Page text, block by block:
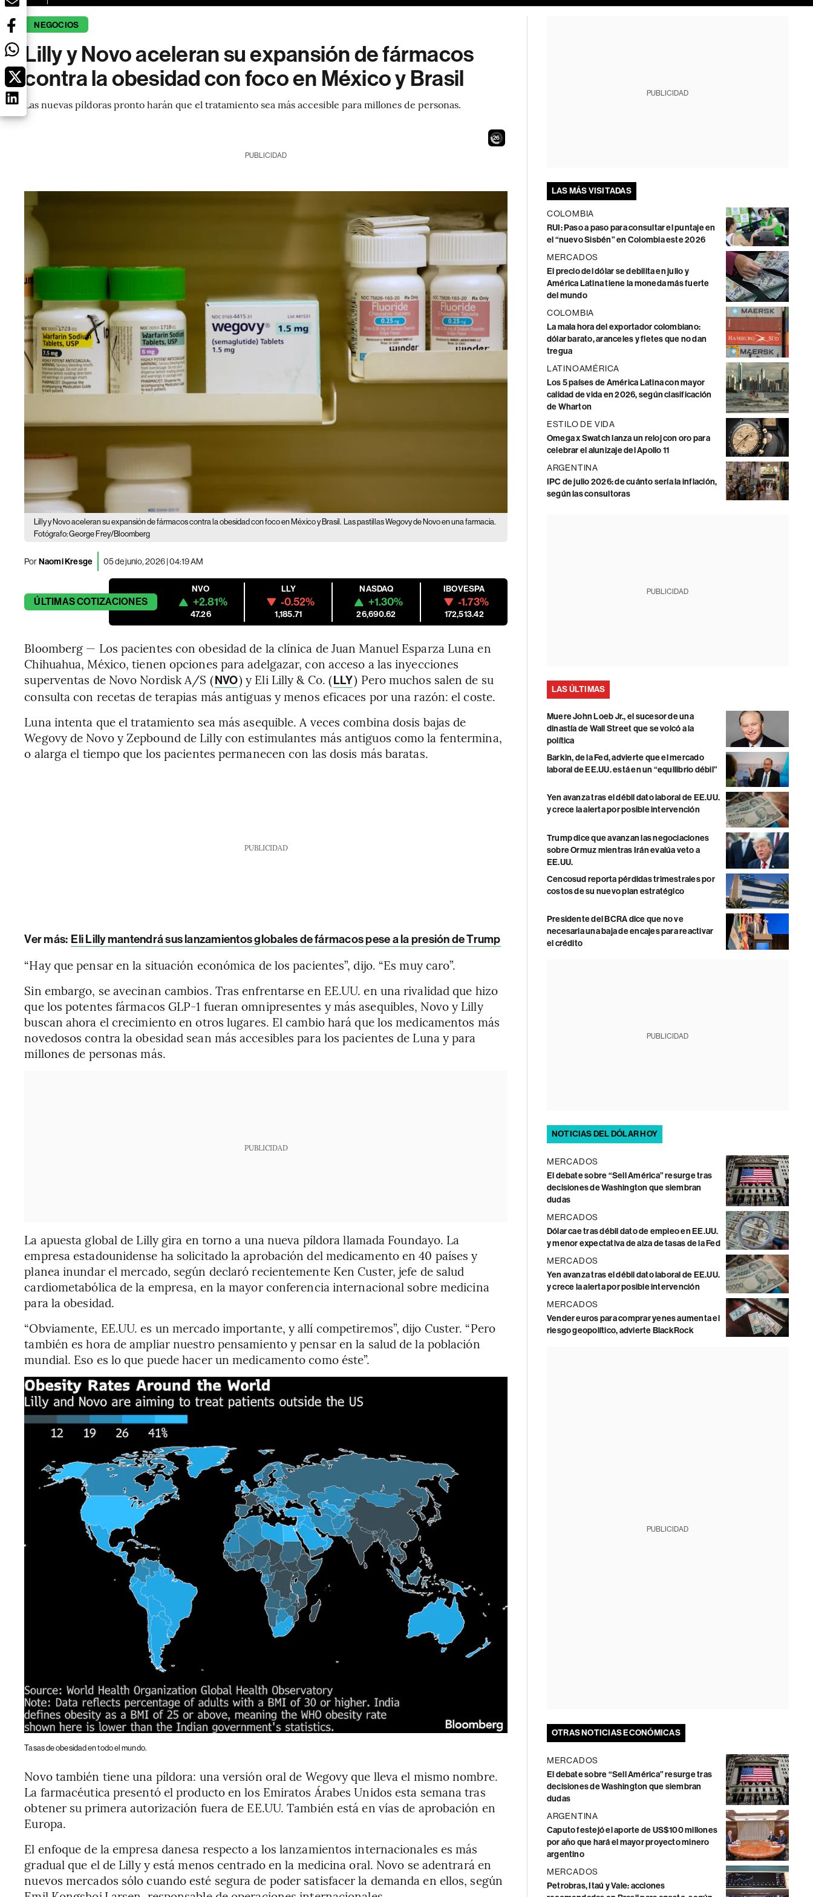
NEGOCIOS
Lilly y Novo aceleran su expansión de fármacos
contra la obesidad con foco en México y Brasil
Las nuevas píldoras pronto harán que el tratamiento sea más accesible para millones de personas.
24
PUBLICIDAD
Lilly y Novo aceleran su expansión de fármacos contra la obesidad con foco en México y Brasil. Las pastillas Wegovy de Novo en una farmacia.
Fotógrafo: George Frey/Bloomberg
PorNaomi Kresge 05 de junio, 2026 | 04:19 AM
ÚLTIMASCOTIZACIONES
NVO
+2.81%
47.26
LLY
-0.52%
1,185.71
NASDAQ
+1.30%
26,690.62
IBOVESPA
-1.73%
172,513.42
Bloomberg — Los pacientes con obesidad de la clínica de Juan Manuel Esparza Luna en
Chihuahua, México, tienen opciones para adelgazar, con acceso a las inyecciones
superventas de Novo Nordisk A/S (NVO) y Eli Lilly & Co. (LLY) Pero muchos salen de su
consulta con recetas de terapias más antiguas y menos eficaces por una razón: el coste.
Luna intenta que el tratamiento sea más asequible. A veces combina dosis bajas de
Wegovy de Novo y Zepbound de Lilly con estimulantes más antiguos como la fentermina,
o alarga el tiempo que los pacientes permanecen con las dosis más baratas.
PUBLICIDAD
Ver más: Eli Lilly mantendrá sus lanzamientos globales de fármacos pese a la presión de Trump
“Hay que pensar en la situación económica de los pacientes”, dijo. “Es muy caro”.
Sin embargo, se avecinan cambios. Tras enfrentarse en EE.UU. en una rivalidad que hizo
que los potentes fármacos GLP-1 fueran omnipresentes y más asequibles, Novo y Lilly
buscan ahora el crecimiento en otros lugares. El cambio hará que los medicamentos más
novedosos contra la obesidad sean más accesibles para los pacientes de Luna y para
millones de personas más.
PUBLICIDAD
La apuesta global de Lilly gira en torno a una nueva píldora llamada Foundayo. La
empresa estadounidense ha solicitado la aprobación del medicamento en 40 países y
planea inundar el mercado, según declaró recientemente Ken Custer, jefe de salud
cardiometabólica de la empresa, en la mayor conferencia internacional sobre medicina
para la obesidad.
“Obviamente, EE.UU. es un mercado importante, y allí competiremos”, dijo Custer. “Pero
también es hora de ampliar nuestro pensamiento y pensar en la salud de la población
mundial. Eso es lo que puede hacer un medicamento como éste”.
Tasas de obesidad en todo el mundo.
Novo también tiene una píldora: una versión oral de Wegovy que lleva el mismo nombre.
La farmacéutica presentó el producto en los Emiratos Árabes Unidos esta semana tras
obtener su primera autorización fuera de EE.UU. También está en vías de aprobación en
Europa.
El enfoque de la empresa danesa respecto a los lanzamientos internacionales es más
gradual que el de Lilly y está menos centrado en la medicina oral. Novo se adentrará en
nuevos mercados sólo cuando esté segura de poder satisfacer la demanda en ellos, según
PUBLICIDAD
LAS MÁS VISITADAS
COLOMBIA
RUI: Paso a paso para consultar el puntaje en
el “nuevo Sisbén” en Colombia este 2026
MERCADOS
El precio del dólar se debilita en julio y
América Latina tiene la moneda más fuerte
del mundo
COLOMBIA
La mala hora del exportador colombiano:
dólar barato, aranceles y fletes que no dan
tregua
LATINOAMÉRICA
Los 5 países de América Latina con mayor
calidad de vida en 2026, según clasificación
de Wharton
ESTILO DE VIDA
Omega x Swatch lanza un reloj con oro para
celebrar el alunizaje del Apollo 11
ARGENTINA
IPC de julio 2026: de cuánto sería la inflación,
según las consultoras
PUBLICIDAD
LAS ÚLTIMAS
Muere John Loeb Jr., el sucesor de una
dinastía de Wall Street que se volcó a la
política
Barkin, de la Fed, advierte que el mercado
laboral de EE.UU. está en un “equilibrio débil”
Yen avanza tras el débil dato laboral de EE.UU.
y crece la alerta por posible intervención
Trump dice que avanzan las negociaciones
sobre Ormuz mientras Irán evalúa veto a
EE.UU.
Cencosud reporta pérdidas trimestrales por
costos de su nuevo plan estratégico
Presidente del BCRA dice que no ve
necesaria una baja de encajes para reactivar
el crédito
PUBLICIDAD
NOTICIAS DEL DÓLAR HOY
MERCADOS
El debate sobre “Sell América” resurge tras
decisiones de Washington que siembran
dudas
MERCADOS
Dólar cae tras débil dato de empleo en EE.UU.
y menor expectativa de alza de tasas de la Fed
MERCADOS
Yen avanza tras el débil dato laboral de EE.UU.
y crece la alerta por posible intervención
MERCADOS
Vender euros para comprar yenes aumenta el
riesgo geopolítico, advierte BlackRock
PUBLICIDAD
OTRAS NOTICIAS ECONÓMICAS
MERCADOS
El debate sobre “Sell América” resurge tras
decisiones de Washington que siembran
dudas
ARGENTINA
Caputo festejó el aporte de US$100 millones
por año que hará el mayor proyecto minero
argentino
MERCADOS
Petrobras, Itaú y Vale: acciones